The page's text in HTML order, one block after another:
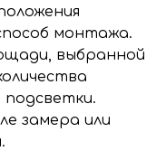
монтажа.
выбранной
замера или